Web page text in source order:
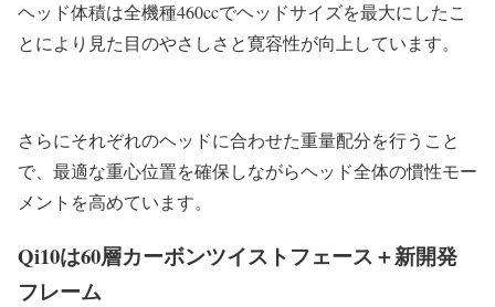
ヘッド体積は全機種460ccでヘッドサイズを最大にしたこ
とにより見た目のやさしさと寛容性が向上しています。
さらにそれぞれのヘッドに合わせた重量配分を行うこと
で、最適な重心位置を確保しながらヘッド全体の慣性モー
メントを高めています。
Qi10は60層カーボンツイストフェース＋新開発
フレーム